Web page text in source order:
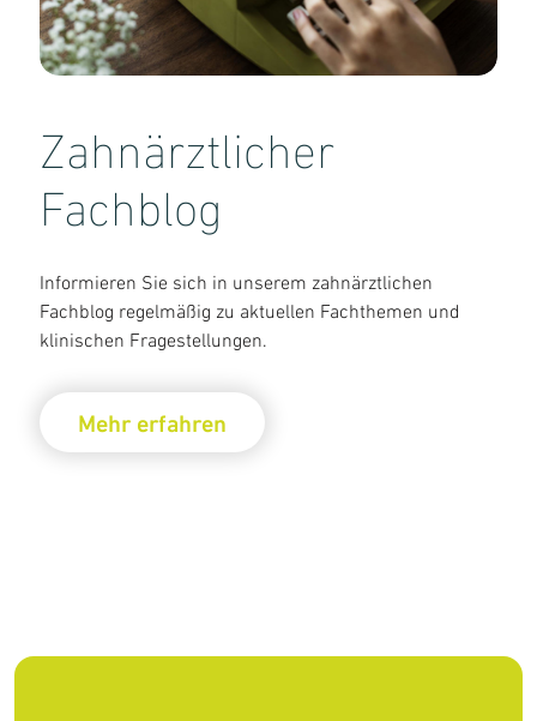
Zahnärztlicher
Fachblog
Informieren Sie sich in unserem zahnärztlichen
Fachblog regelmäßig zu aktuellen Fachthemen und
klinischen Fragestellungen.
Mehr erfahren